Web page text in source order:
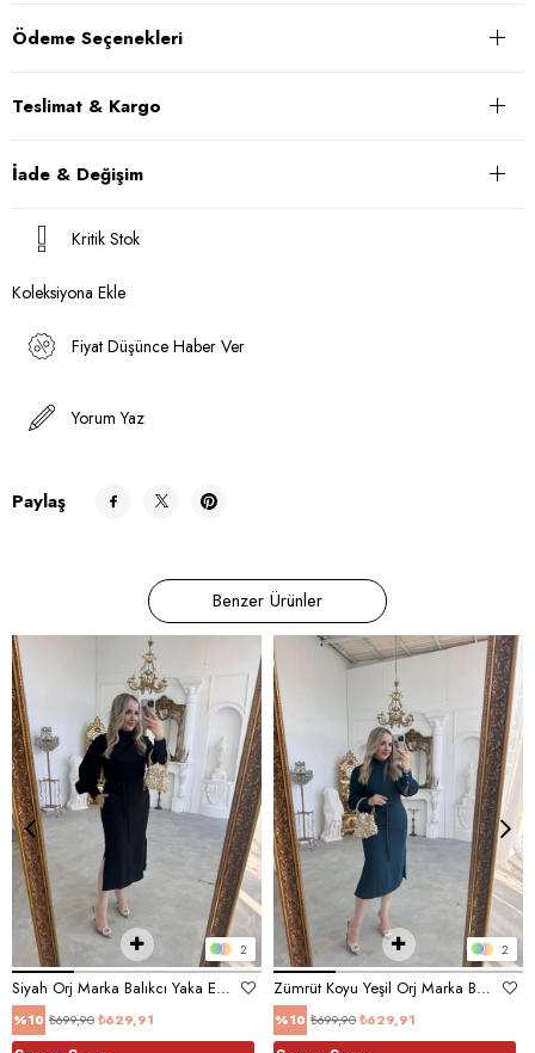
Ödeme Seçenekleri
Teslimat & Kargo
İade & Değişim
Kritik Stok
Koleksiyona Ekle
Fiyat Düşünce Haber Ver
Yorum Yaz
Paylaş
Benzer Ürünler
2
Siyah Orj Marka Balıkcı Yaka Elbise
%10 ₺629,91
₺699,90
2
Zümrüt Koyu Yeşil Orj Marka Balıkcı Yaka Elbise
%10 ₺629,91
₺699,90